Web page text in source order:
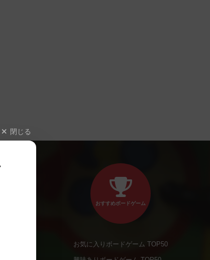
閉じる
おすすめボードゲーム
お気に入りボードゲーム TOP50